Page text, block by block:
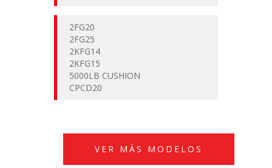
2FG20
2FG25
2KFG14
2KFG15
5000LB CUSHION
CPCD20
VER MÁS MODELOS